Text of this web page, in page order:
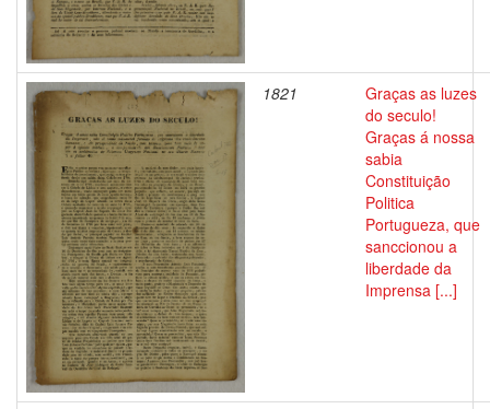
1821
Graças as luzes
do seculo!
Graças á nossa
sabia
Constituição
Politica
Portugueza, que
sanccionou a
liberdade da
Imprensa [...]